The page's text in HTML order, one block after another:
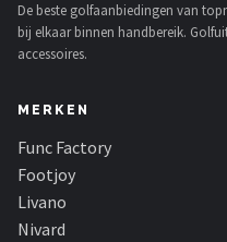
De beste golfaanbiedingen van
bij elkaar binnen handbereik.
accessoires.
MERKEN
Func Factory
Footjoy
Livano
Nivard